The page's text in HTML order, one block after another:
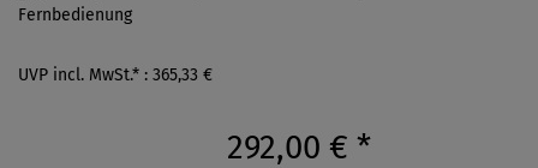
Fernbedienung
UVP incl. MwSt.* : 365,33 €
292,00 € *